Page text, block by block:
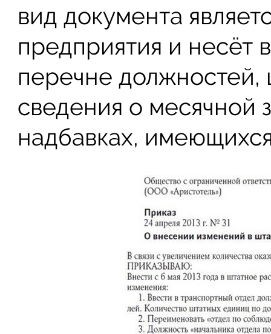
вид документа
предприятия и
перечне должностей,
сведения о месячной
надбавках,